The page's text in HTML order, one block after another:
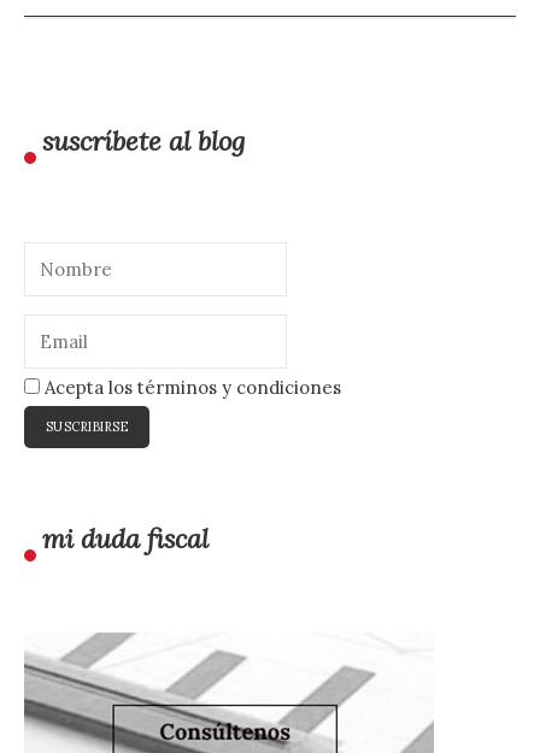
suscríbete al blog
Acepta los términos y condiciones
mi duda fiscal